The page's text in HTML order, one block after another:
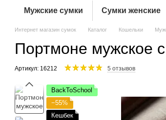
Мужские сумки Сумки женские
Интернет магазин сумок Каталог Кошельки
Портмоне мужское
Артикул: 16212 5 отзывов
BackToSchool
−55%
Кешбек